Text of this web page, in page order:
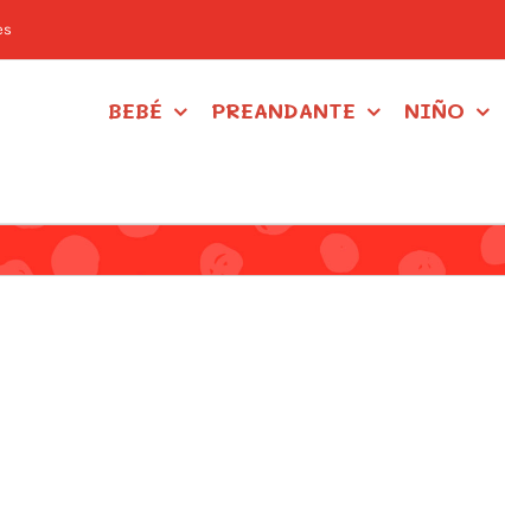
BEBÉ PREANDANTE NIÑO